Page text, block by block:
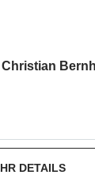
Christian
DETAILS